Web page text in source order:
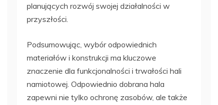
planujących rozwój swojej działalności w
przyszłości.
Podsumowując, wybór odpowiednich
materiałów i konstrukcji ma kluczowe
znaczenie dla funkcjonalności i trwałości hali
namiotowej. Odpowiednio dobrana hala
zapewni nie tylko ochronę zasobów, ale także